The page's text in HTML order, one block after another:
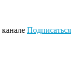
Подписаться